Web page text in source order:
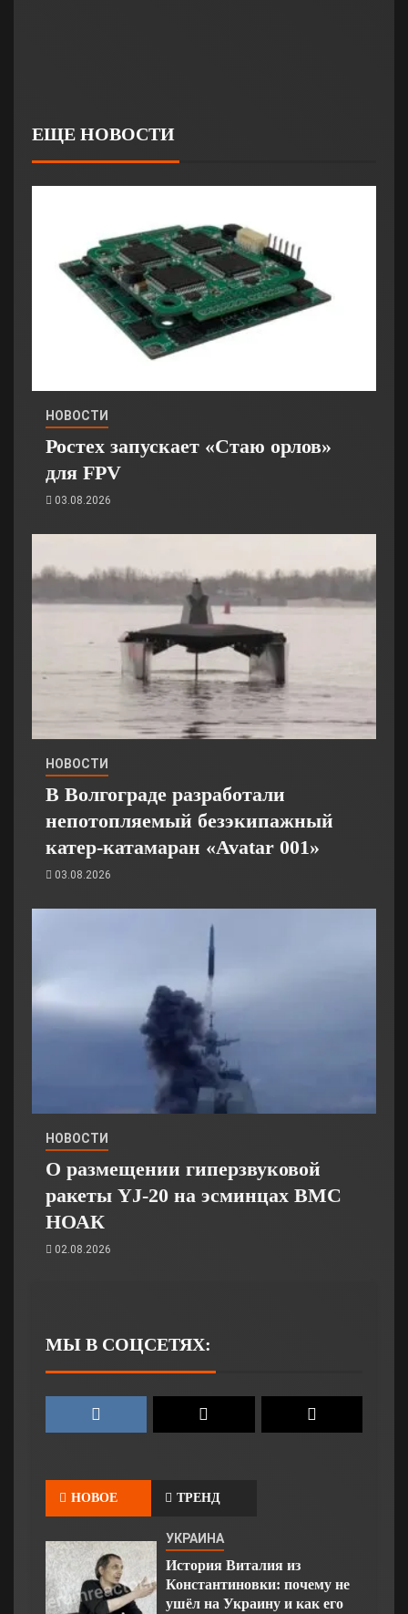
ЕЩЕ НОВОСТИ
НОВОСТИ
Ростех запускает «Стаю орлов»
для FPV
03.08.2026
НОВОСТИ
В Волгограде разработали
непотопляемый безэкипажный
катер-катамаран «Avatar 001»
03.08.2026
НОВОСТИ
О размещении гиперзвуковой
ракеты YJ-20 на эсминцах ВМС
НОАК
02.08.2026
МЫ В СОЦСЕТЯХ:
НОВОЕ ТРЕНД
УКРАИНА
История Виталия из
Константиновки: почему не
ушёл на Украину и как его